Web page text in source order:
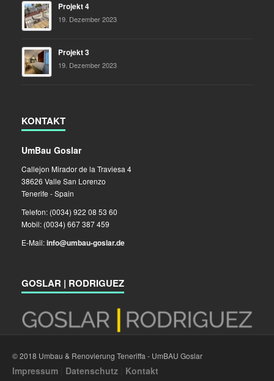
Projekt 4
19. Dezember 2023
Projekt 3
19. Dezember 2023
KONTAKT
UmBau Goslar
Callejon Mirador de la Traviesa 4
38626 Valle San Lorenzo
Tenerife - Spain
Telefon: (0034) 922 08 53 60
Mobil: (0034) 667 387 459
E-Mail:info@umbau-goslar.de
GOSLAR | RODRIGUEZ
© 2018 Umbau & Renovierung Teneriffa - UmBAU Goslar
Impressum Datenschutz Kontakt